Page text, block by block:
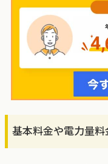
基本料金や電力量